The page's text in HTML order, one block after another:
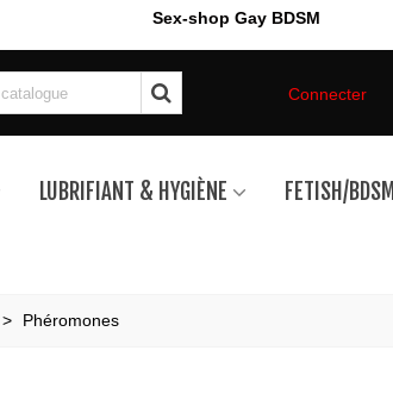
Sex-shop Gay BDSM
Connecter
LUBRIFIANT & HYGIÈNE FETISH/BDSM
> Phéromones